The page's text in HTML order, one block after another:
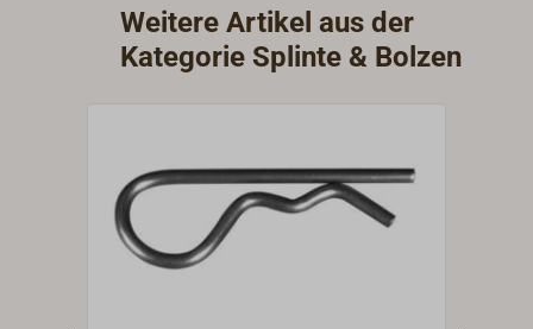
Weitere Artikel aus der
Kategorie Splinte & Bolzen